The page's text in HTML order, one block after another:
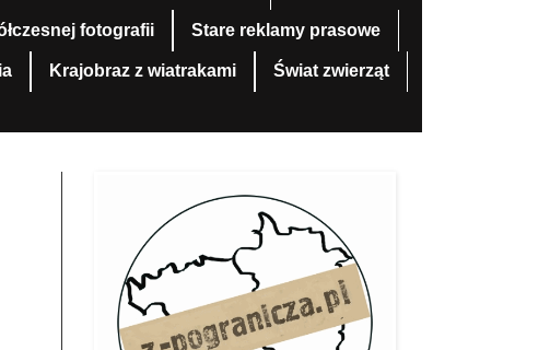
fotografii Stare reklamy prasowe
Krajobraz z wiatrakami Świat zwierząt